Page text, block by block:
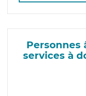
Personnes
services à